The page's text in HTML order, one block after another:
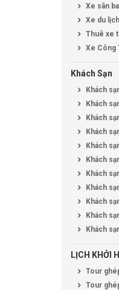
Xe sân
Xe du
Thuê xe
Xe Công
Khách Sạn
Khách
Khách
Khách
Khách
Khách
Khách
Khách
Khách
Khách
Khách
Khách
LỊCH KHỞI
Tour
Tour